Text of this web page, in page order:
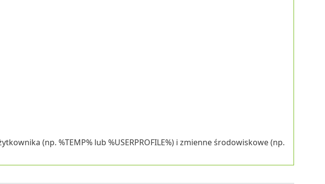
(np. %TEMP% lub %USERPROFILE%) i zmienne środowiskowe (np.